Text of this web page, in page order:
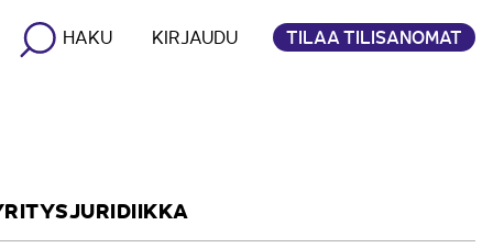
HAKU KIRJAUDU TILAA TILISANOMAT